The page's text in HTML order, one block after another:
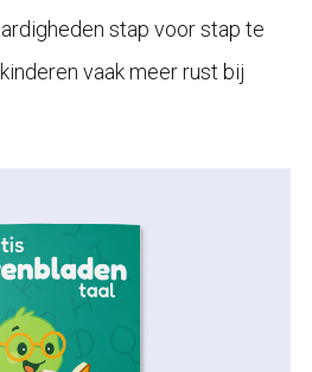
stap voor stap te
vaak meer rust bij